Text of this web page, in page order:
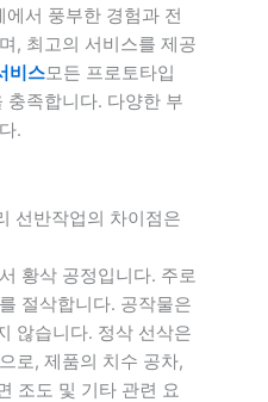
서 풍부한 경험과 전
, 최고의 서비스를 제공
비스모든 프로토타입
충족합니다. 다양한 부
.
선반작업의 차이점은
황삭 공정입니다. 주로
절삭합니다. 공작물은
않습니다. 정삭 선삭은
로, 제품의 치수 공차,
조도 및 기타 관련 요